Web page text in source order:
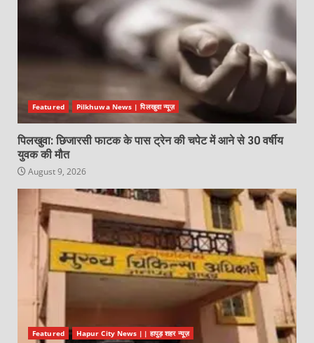
Featured Pilkhuwa News | पिलखुवा न्यूज़
पिलखुवा: छिजारसी फाटक के पास ट्रेन की चपेट में आने से 30 वर्षीय
युवक की मौत
August 9, 2026
Featured Hapur City News || हापुड़ शहर न्यूज़